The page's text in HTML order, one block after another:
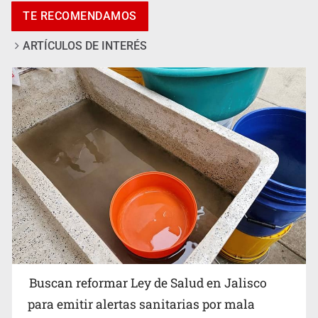
exigir 'cobro de piso'
Ken Salazar afirma que no tiene evidencia de vínculos
entre el gobierno de México y el crimen organizado
TE RECOMENDAMOS
ARTÍCULOS DE INTERÉS
Buscan reformar Ley de Salud en Jalisco
para emitir alertas sanitarias por mala